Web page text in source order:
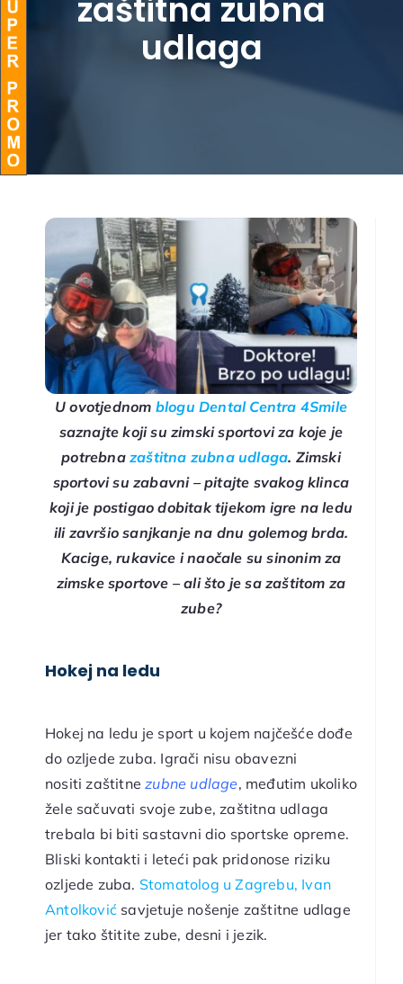
zaštitna zubna
udlaga
U ovotjednom blogu Dental Centra 4Smile
saznajte koji su zimski sportovi za koje je
potrebna zaštitna zubna udlaga. Zimski
sportovi su zabavni – pitajte svakog klinca
koji je postigao dobitak tijekom igre na ledu
ili završio sanjkanje na dnu golemog brda.
Kacige, rukavice i naočale su sinonim za
zimske sportove – ali što je sa zaštitom za
zube?
Hokej na ledu
Hokej na ledu je sport u kojem najčešće dođe
do ozljede zuba. Igrači nisu obavezni
nositizaštitnezubne udlage, međutim ukoliko
žele sačuvati svoje zube, zaštitna udlaga
trebala bi biti sastavni dio sportske opreme.
Bliski kontakti i leteći pak pridonose riziku
ozljede zuba. Stomatolog u Zagrebu, Ivan
Antolković savjetuje nošenje zaštitne udlage
jer tako štitite zube, desni i jezik.